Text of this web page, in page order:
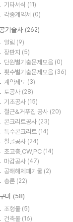
기타서식 (11)
각종계약서 (0)
기술사 (262)
알림 (9)
장판지 (5)
단원별기출문제모음 (0)
횟수별기출문제모음 (36)
계약제도 (3)
토공사 (28)
기초공사 (15)
철근&거푸집 공사 (20)
콘크리트공사 (23)
특수콘크리트 (14)
철골공사 (24)
초고층,CW,PC (14)
마감공사 (47)
공해해체폐기물 (2)
총론 (22)
미 (58)
조형물 (5)
건축물 (16)